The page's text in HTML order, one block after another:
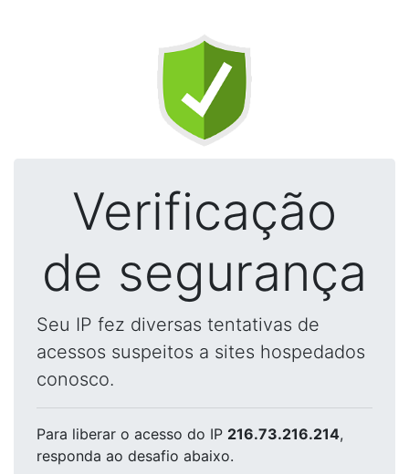
Verificação
de segurança
Seu IP fez diversas tentativas de
acessos suspeitos a sites hospedados
conosco.
Para liberar o acesso do IP 216.73.216.214,
responda ao desafio abaixo.